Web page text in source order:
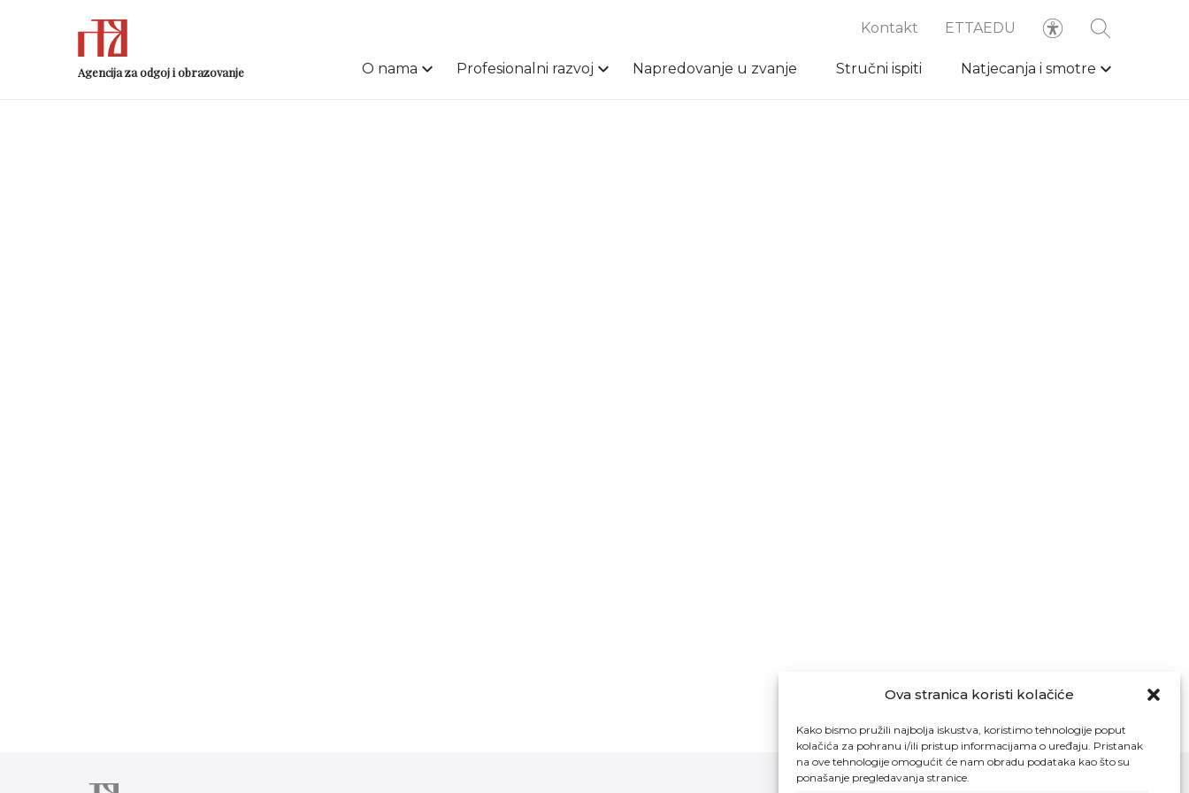
Ova stranica koristi kolačiće
Kako bismo pružili najbolja iskustva, koristimo tehnologije poput
kolačića za pohranu i/ili pristup informacijama o uređaju. Pristanak
na ove tehnologije omogućit će nam obradu podataka kao što su
ponašanje pregledavanja stranice.
Agencija za odgoj i obrazovanje
Kontakt ETTAEDU
O nama Profesionalni razvoj Napredovanje u zvanje Stručni ispiti Natjecanja i smotre